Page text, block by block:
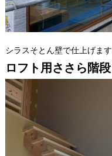
シラスそとん壁で仕上げます
ロフト用ささら階段